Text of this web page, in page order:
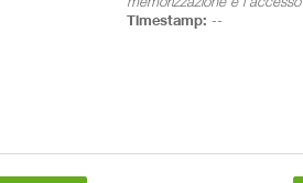
Timestamp: --